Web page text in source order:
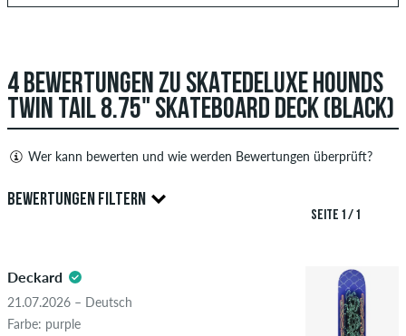
4 BEWERTUNGEN ZU SKATEDELUXE HOUNDS
TWIN TAIL 8.75" SKATEBOARD DECK (BLACK)
Wer kann bewerten und wie werden Bewertungen überprüft?
Bewertungen abgeben. Diese werden erst nach unserer
beleidigenden oder obszönen Inhalten sowie Bewertungen,
die geltendes Recht oder Urheberrechte verletzen oder Spam
und Fremdwerbung enthalten, werden nicht veröffentlicht.
BEWERTUNGEN FILTERN
5.0
SEITE 1 / 1
Deckard
21.07.2026 – Deutsch
Farbe: purple